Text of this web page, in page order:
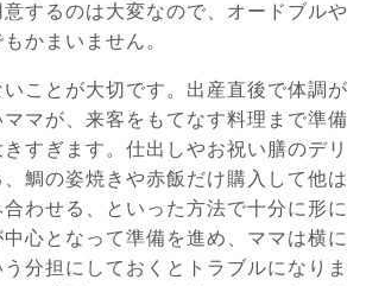
するのは大変なので、オードブルや
かまいません。
ことが大切です。出産直後で体調が
マが、来客をもてなす料理まで準備
すぎます。仕出しやお祝い膳のデリ
鯛の姿焼きや赤飯だけ購入して他は
わせる、といった方法で十分に形に
心となって準備を進め、ママは横に
分担にしておくとトラブルになりま